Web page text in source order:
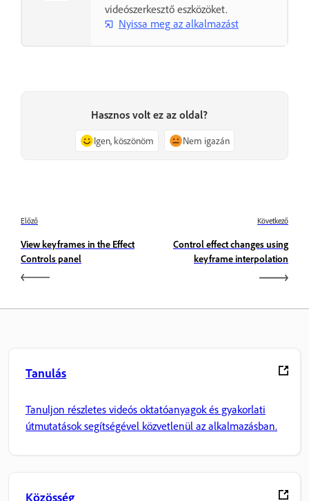
videószerkesztő eszközöket.
Nyissa meg az alkalmazást
Hasznos volt ez az oldal?
Igen, köszönöm Nem igazán
Előző
View keyframes in the Effect
Controls panel
Következő
Control effect changes using
keyframe interpolation
Tanulás
Tanuljon részletes videós oktatóanyagok és gyakorlati
útmutatások segítségével közvetlenül az alkalmazásban.
Közösség